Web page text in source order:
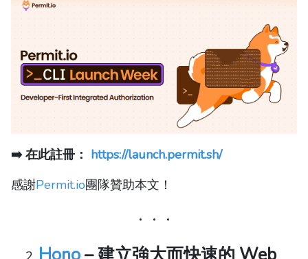
➡️ 在此註冊： https://launch.permit.sh/
感謝Permit.io團隊贊助本文！